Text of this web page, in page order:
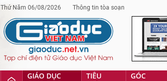
Thứ Năm 06/08/2026 Thông tin tòa soạn
GIÁO DỤC
TIÊU
GÓC